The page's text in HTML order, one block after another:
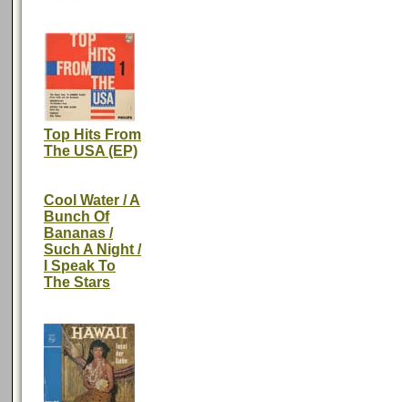
Top Hits From
The USA (EP)
Cool Water / A
Bunch Of
Bananas /
Such A Night /
I Speak To
The Stars